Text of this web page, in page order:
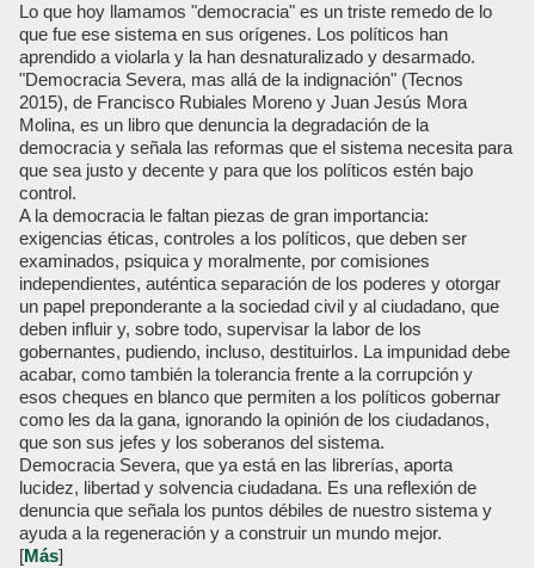
Lo que hoy llamamos "democracia" es un triste remedo de lo
que fue ese sistema en sus orígenes. Los políticos han
aprendido a violarla y la han desnaturalizado y desarmado.
"Democracia Severa, mas allá de la indignación" (Tecnos
2015), de Francisco Rubiales Moreno y Juan Jesús Mora
Molina, es un libro que denuncia la degradación de la
democracia y señala las reformas que el sistema necesita para
que sea justo y decente y para que los políticos estén bajo
control.
A la democracia le faltan piezas de gran importancia:
exigencias éticas, controles a los políticos, que deben ser
examinados, psiquica y moralmente, por comisiones
independientes, auténtica separación de los poderes y otorgar
un papel preponderante a la sociedad civil y al ciudadano, que
deben influir y, sobre todo, supervisar la labor de los
gobernantes, pudiendo, incluso, destituirlos. La impunidad debe
acabar, como también la tolerancia frente a la corrupción y
esos cheques en blanco que permiten a los políticos gobernar
como les da la gana, ignorando la opinión de los ciudadanos,
que son sus jefes y los soberanos del sistema.
Democracia Severa, que ya está en las librerías, aporta
lucidez, libertad y solvencia ciudadana. Es una reflexión de
denuncia que señala los puntos débiles de nuestro sistema y
ayuda a la regeneración y a construir un mundo mejor.
[Más]